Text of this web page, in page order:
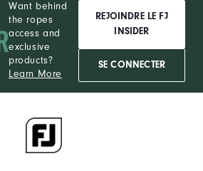
Want behind
the ropes
access and
exclusive
products?
Learn More
REJOINDRE LE FJ
INSIDER
SE CONNECTER